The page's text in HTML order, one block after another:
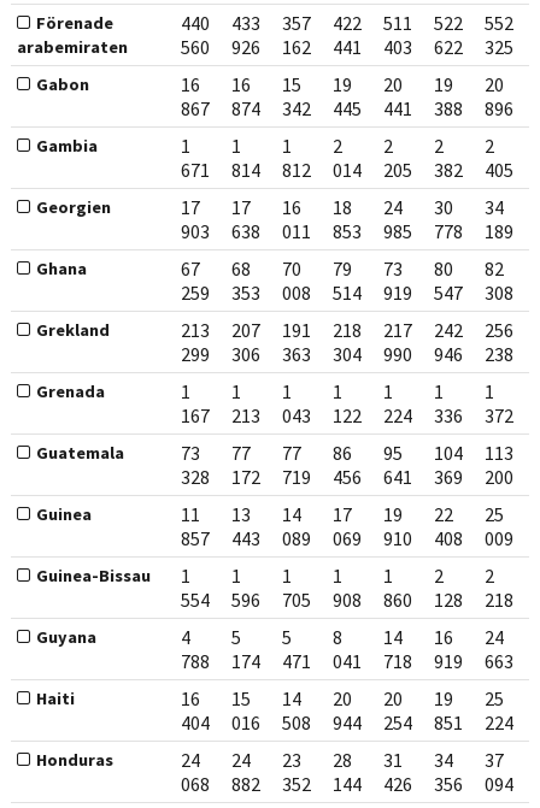
Förenade
arabemiraten
440
560
433
926
357
162
422
441
511
403
522
622
552
325
Gabon
16
867
16
874
15
342
19
445
20
441
19
388
20
896
Gambia
1
671
1
814
1
812
2
014
2
205
2
382
2
405
Georgien
17
903
17
638
16
011
18
853
24
985
30
778
34
189
Ghana
67
259
68
353
70
008
79
514
73
919
80
547
82
308
Grekland
213
299
207
306
191
363
218
304
217
990
242
946
256
238
Grenada
1
167
1
213
1
043
1
122
1
224
1
336
1
372
Guatemala
73
328
77
172
77
719
86
456
95
641
104
369
113
200
Guinea
11
857
13
443
14
089
17
069
19
910
22
408
25
009
Guinea-Bissau
1
554
1
596
1
705
1
908
1
860
2
128
2
218
Guyana
4
788
5
174
5
471
8
041
14
718
16
919
24
663
Haiti
16
404
15
016
14
508
20
944
20
254
19
851
25
224
Honduras
24
068
24
882
23
352
28
144
31
426
34
356
37
094